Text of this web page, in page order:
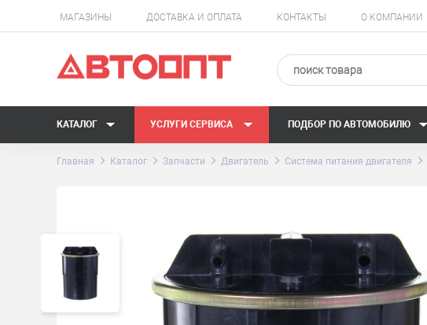
МАГАЗИНЫ ДОСТАВКА И ОПЛАТА КОНТАКТЫ О КОМПАНИИ
КАТАЛОГ УСЛУГИ СЕРВИСА ПОДБОР ПО АВТОМОБИЛЮ
Главная Каталог Запчасти Двигатель Система питания двигателя